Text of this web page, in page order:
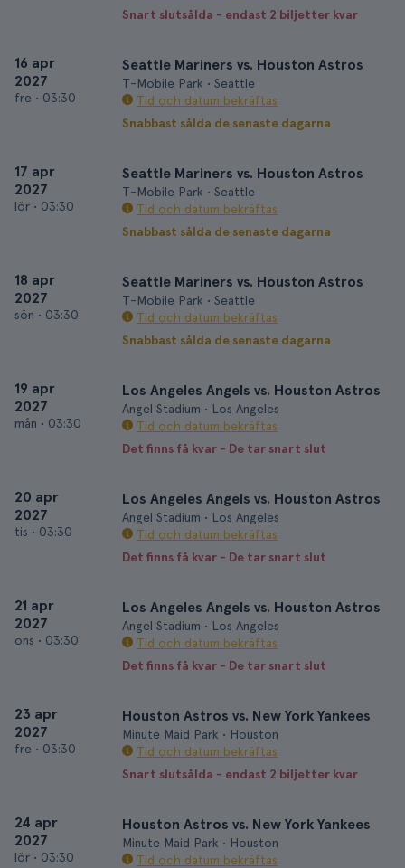
Snart slutsålda - endast 2 biljetter kvar
16 apr
2027
fre • 03:30
Seattle Mariners vs. Houston Astros
T-Mobile Park • Seattle
Tid och datum bekräftas
Snabbast sålda de senaste dagarna
17 apr
2027
lör • 03:30
Seattle Mariners vs. Houston Astros
T-Mobile Park • Seattle
Tid och datum bekräftas
Snabbast sålda de senaste dagarna
18 apr
2027
sön • 03:30
Seattle Mariners vs. Houston Astros
T-Mobile Park • Seattle
Tid och datum bekräftas
Snabbast sålda de senaste dagarna
19 apr
2027
mån • 03:30
Los Angeles Angels vs. Houston Astros
Angel Stadium • Los Angeles
Tid och datum bekräftas
Det finns få kvar - De tar snart slut
20 apr
2027
tis • 03:30
Los Angeles Angels vs. Houston Astros
Angel Stadium • Los Angeles
Tid och datum bekräftas
Det finns få kvar - De tar snart slut
21 apr
2027
ons • 03:30
Los Angeles Angels vs. Houston Astros
Angel Stadium • Los Angeles
Tid och datum bekräftas
Det finns få kvar - De tar snart slut
23 apr
2027
fre • 03:30
Houston Astros vs. New York Yankees
Minute Maid Park • Houston
Tid och datum bekräftas
Snart slutsålda - endast 2 biljetter kvar
24 apr
2027
lör • 03:30
Houston Astros vs. New York Yankees
Minute Maid Park • Houston
Tid och datum bekräftas